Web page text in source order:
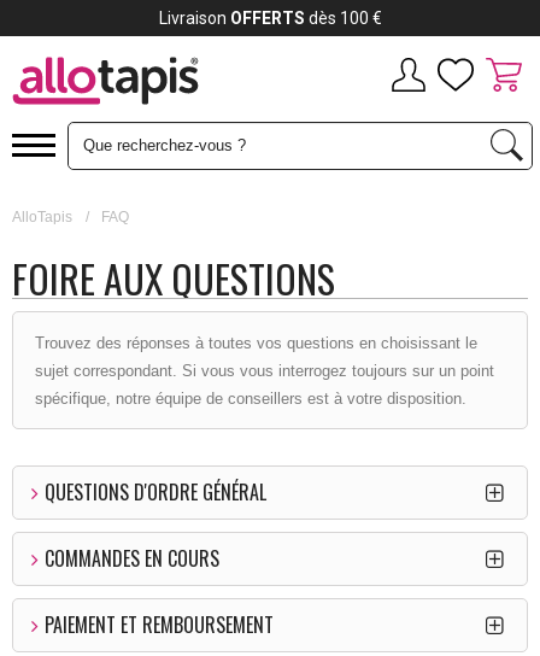
AlloTapis / FAQ
FOIRE AUX QUESTIONS
Trouvez des réponses à toutes vos questions en choisissant le
sujet correspondant. Si vous vous interrogez toujours sur un point
spécifique, notre équipe de conseillers est à votre disposition.
QUESTIONS D'ORDRE GÉNÉRAL
COMMANDES EN COURS
PAIEMENT ET REMBOURSEMENT
Livraison OFFERTS dès 100 €